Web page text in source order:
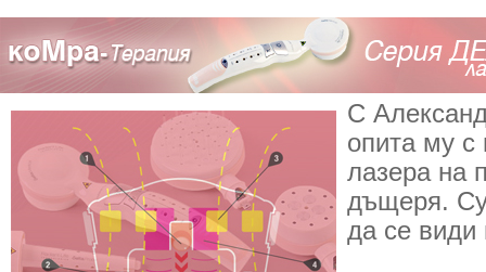
С
опита му с
лазера на
дъщеря.
да се